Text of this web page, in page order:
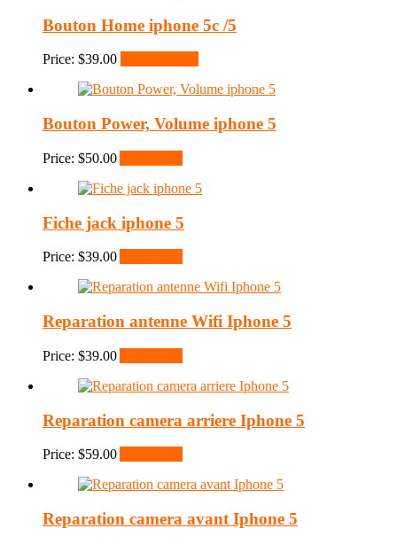
Bouton Home iphone 5c /5
Price: $39.00
Bouton Power, Volume iphone 5
Price: $50.00
Fiche jack iphone 5
Price: $39.00
Reparation antenne Wifi Iphone 5
Price: $39.00
Reparation camera arriere Iphone 5
Price: $59.00
Reparation camera avant Iphone 5